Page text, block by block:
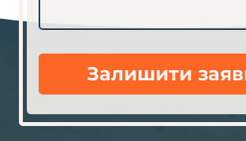
Залишити